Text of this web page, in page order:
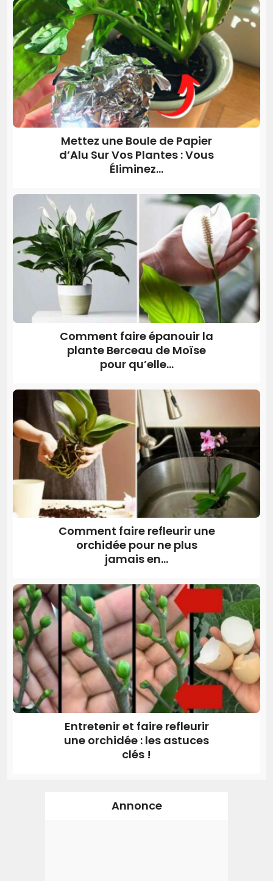
Mettez une Boule de Papier
d’Alu Sur Vos Plantes : Vous
Éliminez...
Comment faire épanouir la
plante Berceau de Moïse
pour qu’elle...
Comment faire refleurir une
orchidée pour ne plus
jamais en...
Entretenir et faire refleurir
une orchidée : les astuces
clés !
Annonce